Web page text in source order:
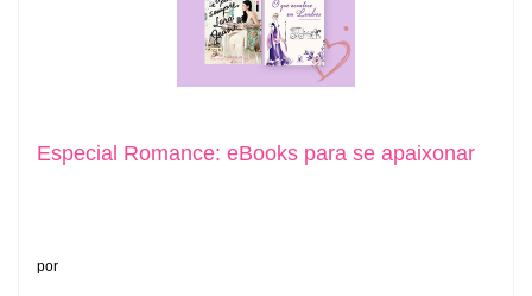
Especial Romance: eBooks para se apaixonar
por